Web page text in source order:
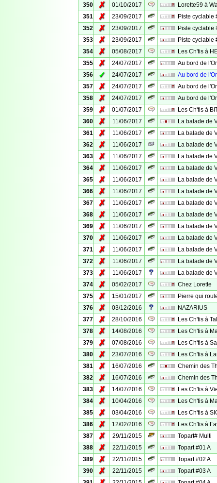
350
✗ 01/10/2017
Lorette59 à
351
✗ 23/09/2017
Piste cyclable
352
✗ 23/09/2017
Piste cyclable
353
✗ 23/09/2017
Piste cyclable
354
✗ 05/08/2017
Les Ch'tis à
355
✗ 24/07/2017
Au bord de
356
✓ 24/07/2017
Au bord de
357
✗ 24/07/2017
Au bord de
358
✗ 24/07/2017
Au bord de
359
✗ 01/07/2017
Les Ch'tis à
360
✗ 11/06/2017
La balade de
361
✗ 11/06/2017
La balade de
362
✗ 11/06/2017
La balade de
363
✗ 11/06/2017
La balade de
364
✗ 11/06/2017
La balade de
365
✗ 11/06/2017
La balade de
366
✗ 11/06/2017
La balade de
367
✗ 11/06/2017
La balade de
368
✗ 11/06/2017
La balade de
369
✗ 11/06/2017
La balade de
370
✗ 11/06/2017
La balade de
371
✗ 11/06/2017
La balade de
372
✗ 11/06/2017
La balade de
373
✗ 11/06/2017
La balade de
374
✗ 05/02/2017
Chez Lorette
375
✗ 15/01/2017
Pierre qui
376
✗ 03/12/2016
NAZARIUS
377
✗ 28/10/2016
Les Ch'tis à
378
✗ 14/08/2016
Les Ch'tis à
379
✗ 07/08/2016
Les Ch'tis à
380
✗ 23/07/2016
Les Ch'tis à
381
✗ 16/07/2016
Chemin des
382
✗ 16/07/2016
Chemin des
383
✗ 14/07/2016
Les Ch'tis à
384
✗ 10/04/2016
Les Ch'tis à
385
✗ 03/04/2016
Les Ch'tis à
386
✗ 12/02/2016
Les Ch'tis à
387
✗ 29/11/2015
Topart# Multi
388
✗ 22/11/2015
Topart #01 A
389
✗ 22/11/2015
Topart #02 A
390
✗ 22/11/2015
Topart #03 A